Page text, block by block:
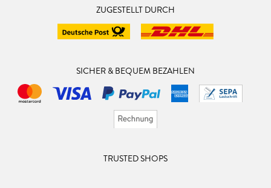
ZUGESTELLT DURCH
SICHER & BEQUEM BEZAHLEN
TRUSTED SHOPS